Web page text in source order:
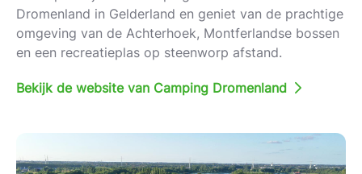
Dromenland in Gelderland en geniet van de prachtige
omgeving van de Achterhoek, Montferlandse bossen
en een recreatieplas op steenworp afstand.
Bekijk de website van Camping Dromenland